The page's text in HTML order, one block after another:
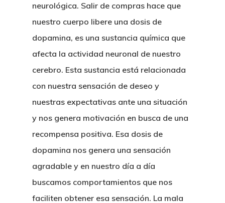
neurológica. Salir de compras hace que
nuestro cuerpo libere una dosis de
dopamina, es una sustancia química que
afecta la actividad neuronal de nuestro
cerebro. Esta sustancia está relacionada
con nuestra sensación de deseo y
nuestras expectativas ante una situación
y nos genera motivación en busca de una
recompensa positiva. Esa dosis de
dopamina nos genera una sensación
agradable y en nuestro día a día
buscamos comportamientos que nos
faciliten obtener esa sensación. La mala